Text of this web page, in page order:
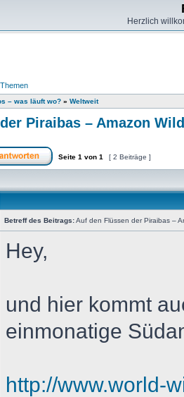
Herzlich
– was läuft wo? » Weltweit
Piraibas – Amazon
Seite 1 von 1 [ 2 Beiträge ]
Betreff des Beitrags:Auf den Flüssen der Piraibas –
Hey,
und hier kommt
einmonatige
http://www.world-